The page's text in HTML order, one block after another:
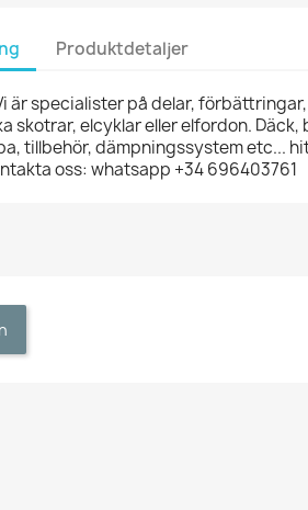
Produktdetaljer
är specialister på delar,
skotrar, elcyklar eller elfordon. Däck,
tillbehör, dämpningssystem etc...
oss: whatsapp +34 696403761